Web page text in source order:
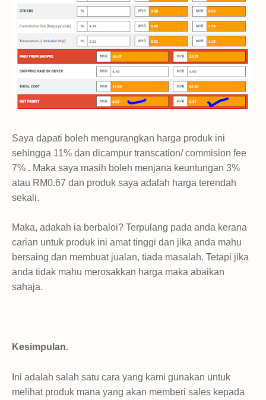
Saya dapati boleh mengurangkan harga produk ini
sehingga 11% dan dicampur transcation/ commision fee
7% . Maka saya masih boleh menjana keuntungan 3%
atau RM0.67 dan produk saya adalah harga terendah
sekali.
Maka, adakah ia berbaloi? Terpulang pada anda kerana
carian untuk produk ini amat tinggi dan jika anda mahu
bersaing dan membuat jualan, tiada masalah. Tetapi jika
anda tidak mahu merosakkan harga maka abaikan
sahaja.
Kesimpulan.
Ini adalah salah satu cara yang kami gunakan untuk
melihat produk mana yang akan memberi sales kepada